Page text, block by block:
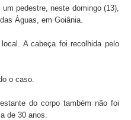
pedestre, neste domingo (13),
Águas, em Goiânia.
A cabeça foi recolhida pelo
o caso.
do corpo também não foi
de 30 anos.